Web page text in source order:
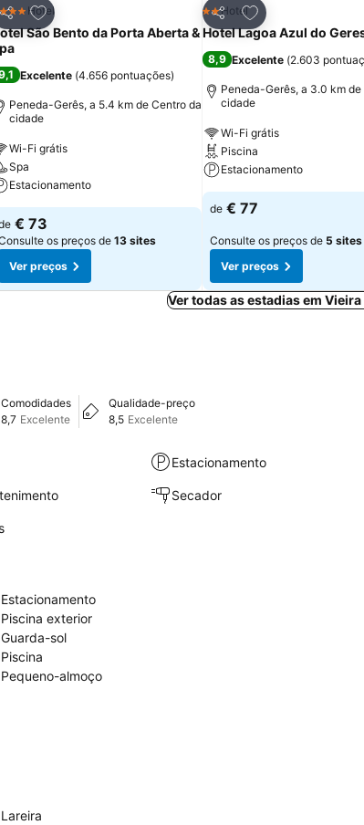
Partilhar
Adicionar aos favoritos
Hotel
São Bento da Porta Aberta &
Excelente (4.656 pontuações)
Peneda-Gerês, a 5.4 km de Centro da
cidade
Wi-Fi grátis
Spa
Estacionamento
€ 73
os preços de 13 sites
Ver preços
Partilhar
Adicionar aos
2 Estrelas
Hotel
Hotel Lagoa Azul do
8,9 Excelente (2.603
Peneda-Gerês, a 3.0 km de
cidade
Wi-Fi grátis
Piscina
Estacionamento
de € 77
Consulte os preços de 5 sites
Ver preços
Ver todas as estadias em
Comodidades
8,7 Excelente
Qualidade-preço
8,5 Excelente
Estacionamento
Secador
Estacionamento
Piscina exterior
Guarda-sol
Piscina
Pequeno-almoço
Lareira